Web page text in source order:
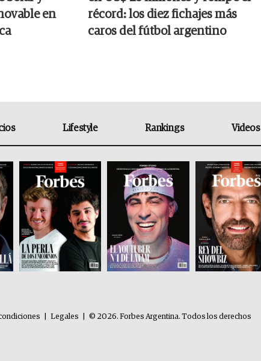
en
récord: los diez fichajes más
caros del fútbol argentino
Lifestyle Rankings Videos
Legales
© 2026. Forbes Argentina. Todos los derechos